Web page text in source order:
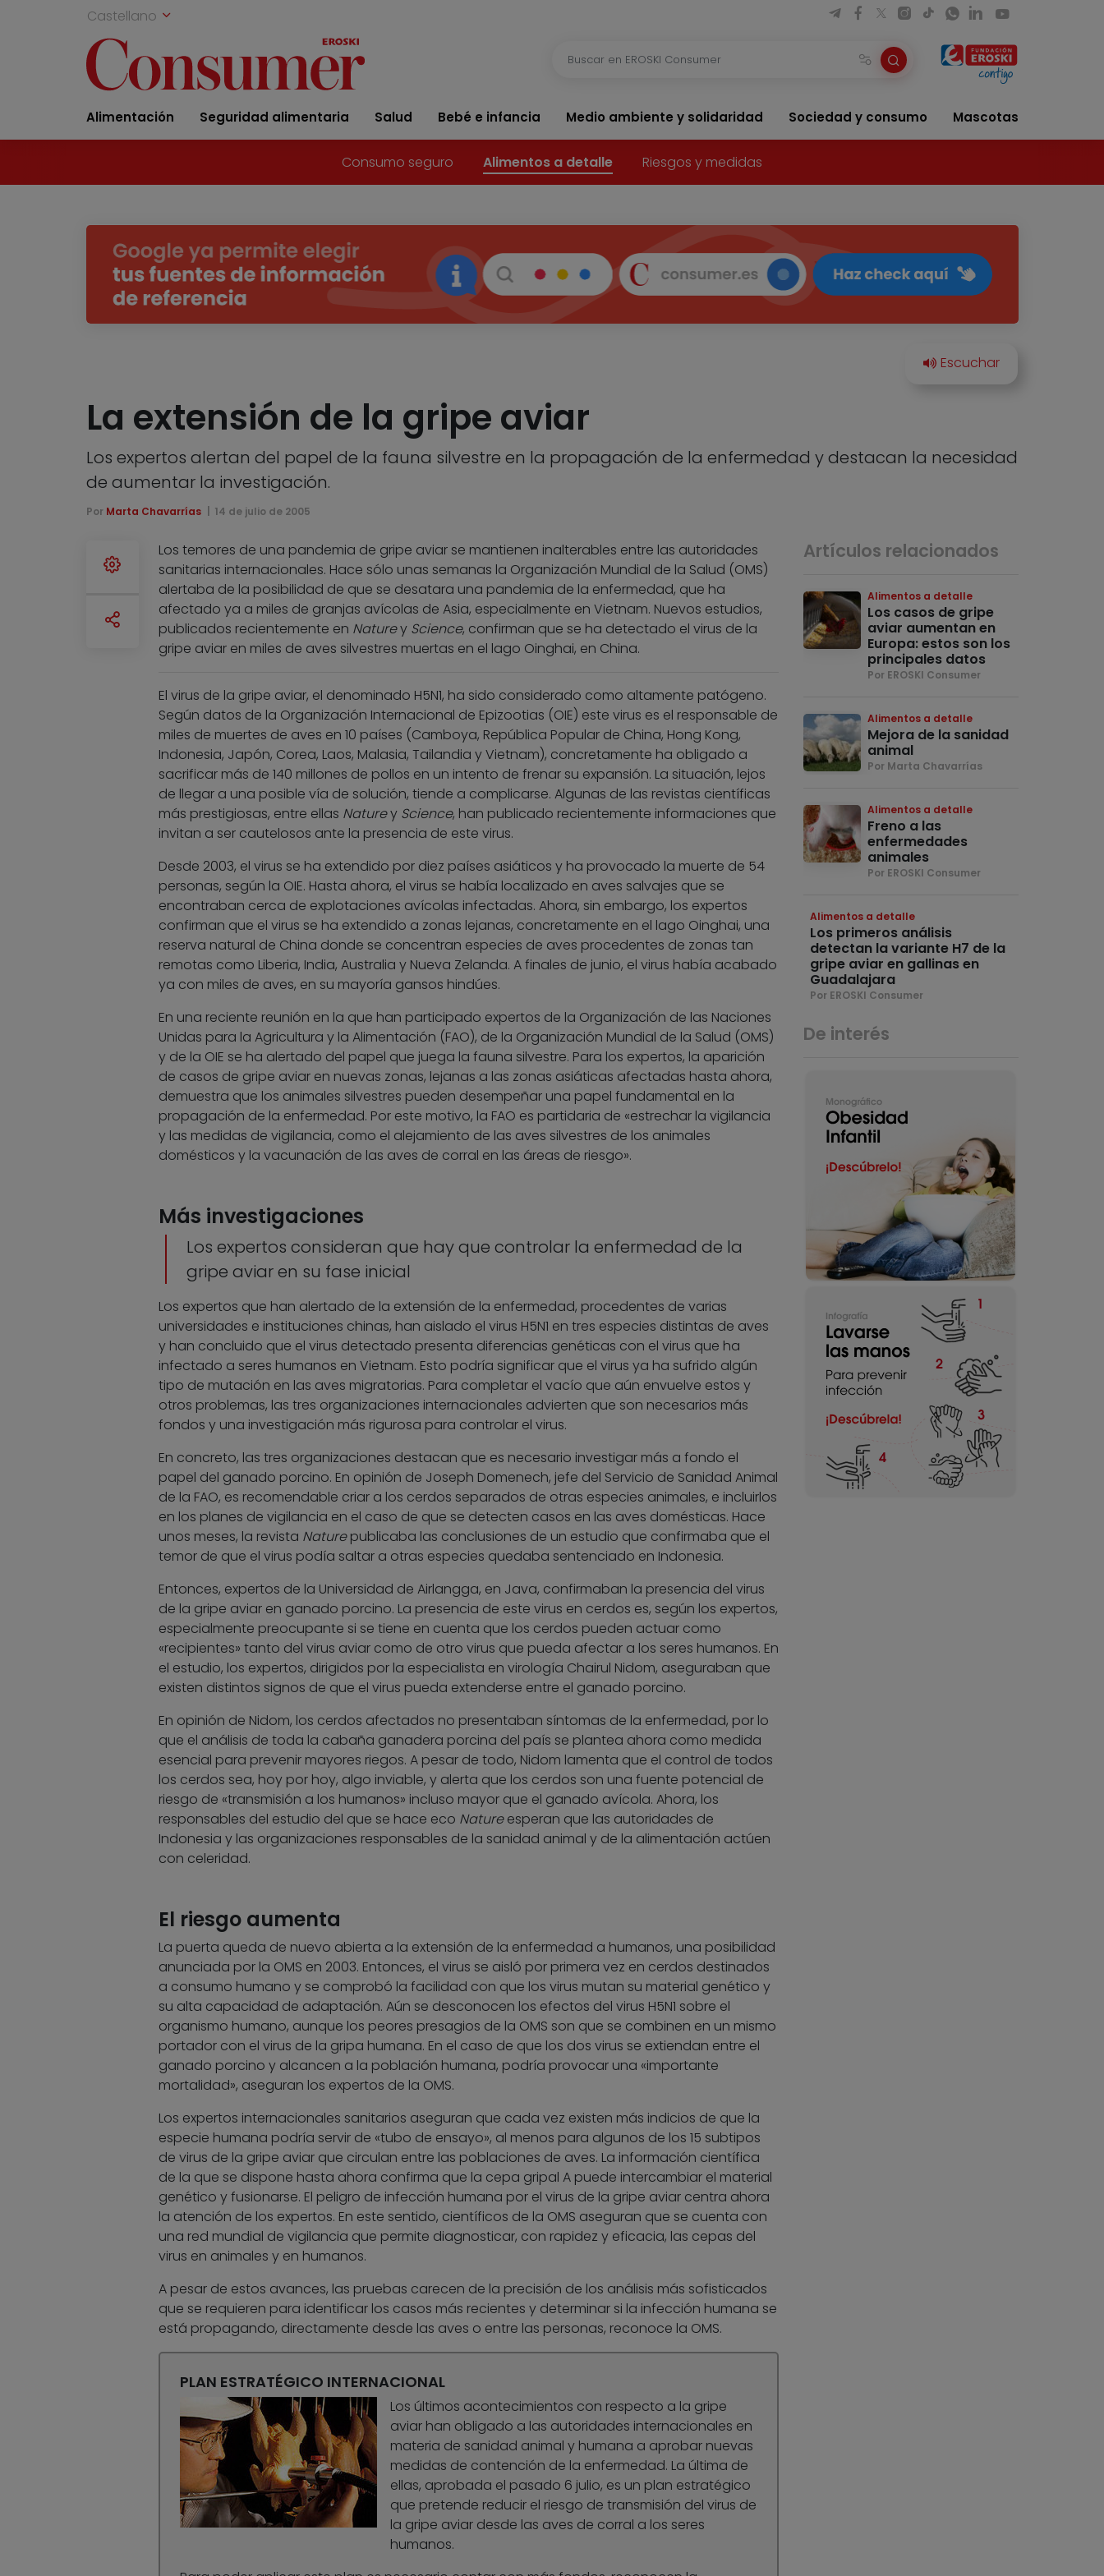
Castellano
Alimentación Seguridad alimentaria Salud Bebé e infancia Medio ambiente y solidaridad Sociedad y consumo Mascotas
Consumo seguro Alimentos a detalle Riesgos y medidas
La extensión de la gripe aviar
Los expertos alertan del papel de la fauna silvestre en la propagación de la enfermedad y destacan la necesidad
de aumentar la investigación.
Por Marta Chavarrías 14 de julio de 2005
Los temores de una pandemia de gripe aviar se mantienen inalterables entre las autoridades
sanitarias internacionales. Hace sólo unas semanas la Organización Mundial de la Salud (OMS)
alertaba de la posibilidad de que se desatara una pandemia de la enfermedad, que ha
afectado ya a miles de granjas avícolas de Asia, especialmente en Vietnam. Nuevos estudios,
publicados recientemente en Naturey Science, confirman que se ha detectado el virus de la
gripe aviar en miles de aves silvestres muertas en el lago Oinghai, en China.
El virus de la gripe aviar, el denominado H5N1, ha sido considerado como altamente patógeno.
Según datos de la Organización Internacional de Epizootias (OIE) este virus es el responsable de
miles de muertes de aves en 10 países (Camboya, República Popular de China, Hong Kong,
Indonesia, Japón, Corea, Laos, Malasia, Tailandia y Vietnam), concretamente ha obligado a
sacrificar más de 140 millones de pollos en un intento de frenar su expansión. La situación, lejos
de llegar a una posible vía de solución, tiende a complicarse. Algunas de las revistas científicas
más prestigiosas, entre ellas Naturey Science, han publicado recientemente informaciones que
invitan a ser cautelosos ante la presencia de este virus.
Desde 2003, el virus se ha extendido por diez países asiáticos y ha provocado la muerte de 54
personas, según la OIE. Hasta ahora, el virus se había localizado en aves salvajes que se
encontraban cerca de explotaciones avícolas infectadas. Ahora, sin embargo, los expertos
confirman que el virus se ha extendido a zonas lejanas, concretamente en el lago Oinghai, una
reserva natural de China donde se concentran especies de aves procedentes de zonas tan
remotas como Liberia, India, Australia y Nueva Zelanda. A finales de junio, el virus había acabado
ya con miles de aves, en su mayoría gansos hindúes.
En una reciente reunión en la que han participado expertos de la Organización de las Naciones
Unidas para la Agricultura y la Alimentación (FAO), de la Organización Mundial de la Salud (OMS)
y de la OIE se ha alertado del papel que juega la fauna silvestre. Para los expertos, la aparición
de casos de gripe aviar en nuevas zonas, lejanas a las zonas asiáticas afectadas hasta ahora,
demuestra que los animales silvestres pueden desempeñar una papel fundamental en la
propagación de la enfermedad. Por este motivo, la FAO es partidaria de «estrechar la vigilancia
y las medidas de vigilancia, como el alejamiento de las aves silvestres de los animales
domésticos y la vacunación de las aves de corral en las áreas de riesgo».
Más investigaciones
Los expertos consideran que hay que controlar la enfermedad de la
gripe aviar en su fase inicial
Los expertos que han alertado de la extensión de la enfermedad, procedentes de varias
universidades e instituciones chinas, han aislado el virus H5N1 en tres especies distintas de aves
y han concluido que el virus detectado presenta diferencias genéticas con el virus que ha
infectado a seres humanos en Vietnam. Esto podría significar que el virus ya ha sufrido algún
tipo de mutación en las aves migratorias. Para completar el vacío que aún envuelve estos y
otros problemas, las tres organizaciones internacionales advierten que son necesarios más
fondos y una investigación más rigurosa para controlar el virus.
En concreto, las tres organizaciones destacan que es necesario investigar más a fondo el
papel del ganado porcino. En opinión de Joseph Domenech, jefe del Servicio de Sanidad Animal
de la FAO, es recomendable criar a los cerdos separados de otras especies animales, e incluirlos
en los planes de vigilancia en el caso de que se detecten casos en las aves domésticas. Hace
unos meses, la revista Naturepublicaba las conclusiones de un estudio que confirmaba que el
temor de que el virus podía saltar a otras especies quedaba sentenciado en Indonesia.
Entonces, expertos de la Universidad de Airlangga, en Java, confirmaban la presencia del virus
de la gripe aviar en ganado porcino. La presencia de este virus en cerdos es, según los expertos,
especialmente preocupante si se tiene en cuenta que los cerdos pueden actuar como
«recipientes» tanto del virus aviar como de otro virus que pueda afectar a los seres humanos. En
el estudio, los expertos, dirigidos por la especialista en virología Chairul Nidom, aseguraban que
existen distintos signos de que el virus pueda extenderse entre el ganado porcino.
En opinión de Nidom, los cerdos afectados no presentaban síntomas de la enfermedad, por lo
que el análisis de toda la cabaña ganadera porcina del país se plantea ahora como medida
esencial para prevenir mayores riegos. A pesar de todo, Nidom lamenta que el control de todos
los cerdos sea, hoy por hoy, algo inviable, y alerta que los cerdos son una fuente potencial de
riesgo de «transmisión a los humanos» incluso mayor que el ganado avícola. Ahora, los
responsables del estudio del que se hace eco Natureesperan que las autoridades de
Indonesia y las organizaciones responsables de la sanidad animal y de la alimentación actúen
con celeridad.
El riesgo aumenta
La puerta queda de nuevo abierta a la extensión de la enfermedad a humanos, una posibilidad
anunciada por la OMS en 2003. Entonces, el virus se aisló por primera vez en cerdos destinados
a consumo humano y se comprobó la facilidad con que los virus mutan su material genético y
su alta capacidad de adaptación. Aún se desconocen los efectos del virus H5N1 sobre el
organismo humano, aunque los peores presagios de la OMS son que se combinen en un mismo
portador con el virus de la gripa humana. En el caso de que los dos virus se extiendan entre el
ganado porcino y alcancen a la población humana, podría provocar una «importante
mortalidad», aseguran los expertos de la OMS.
Los expertos internacionales sanitarios aseguran que cada vez existen más indicios de que la
especie humana podría servir de «tubo de ensayo», al menos para algunos de los 15 subtipos
de virus de la gripe aviar que circulan entre las poblaciones de aves. La información científica
de la que se dispone hasta ahora confirma que la cepa gripal A puede intercambiar el material
genético y fusionarse. El peligro de infección humana por el virus de la gripe aviar centra ahora
la atención de los expertos. En este sentido, científicos de la OMS aseguran que se cuenta con
una red mundial de vigilancia que permite diagnosticar, con rapidez y eficacia, las cepas del
virus en animales y en humanos.
A pesar de estos avances, las pruebas carecen de la precisión de los análisis más sofisticados
que se requieren para identificar los casos más recientes y determinar si la infección humana se
está propagando, directamente desde las aves o entre las personas, reconoce la OMS.
PLAN ESTRATÉGICO INTERNACIONAL
Los últimos acontecimientos con respecto a la gripe
aviar han obligado a las autoridades internacionales en
materia de sanidad animal y humana a aprobar nuevas
medidas de contención de la enfermedad. La última de
ellas, aprobada el pasado 6 julio, es un plan estratégico
que pretende reducir el riesgo de transmisión del virus de
la gripe aviar desde las aves de corral a los seres
humanos.
Artículos relacionados
Alimentos a detalle
Los casos de gripe
aviar aumentan en
Europa: estos son los
principales datos
Por EROSKI Consumer
Alimentos a detalle
Mejora de la sanidad
animal
Por Marta Chavarrías
Alimentos a detalle
Freno a las
enfermedades
animales
Por EROSKI Consumer
Alimentos a detalle
Los primeros análisis
detectan la variante H7 de la
gripe aviar en gallinas en
Guadalajara
Por EROSKI Consumer
De interés